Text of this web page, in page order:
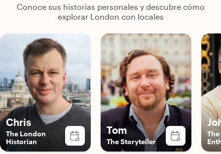
Conoce sus historias personales y descubre cómo
explorar London con locales
Chris
The London
Historian
Tom
The Storyteller